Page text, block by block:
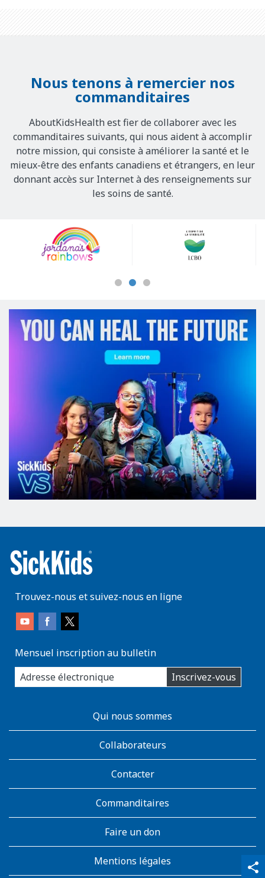
share
qr_code_scanner
content_copy
Nous tenons à remercier nos
commanditaires
AboutKidsHealth est fier de collaborer avec les
commanditaires suivants, qui nous aident à accomplir
notre mission, qui consiste à améliorer la santé et le
mieux-être des enfants canadiens et étrangers, en leur
donnant accès sur Internet à des renseignements sur
les soins de santé.
Sponsors
Trouvez-nous et suivez-nous en ligne
Mensuel inscription au bulletin
enter
you
email
Inscrivez-vous
AboutKidsHealthQui nous sommes
Collaborateurs
Contacter
Commanditaires
Faire un don
Mentions légales